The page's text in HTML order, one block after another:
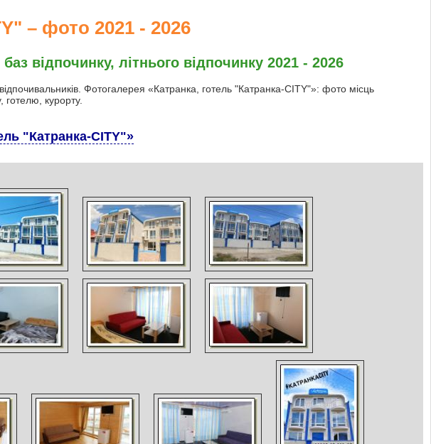
– фото 2021 - 2026
відпочинку, літнього відпочинку 2021 - 2026
Фотогалерея «Катранка, готель "Катранка-CITY"»: фото місць
готелю, курорту.
"Катранка-CITY"»